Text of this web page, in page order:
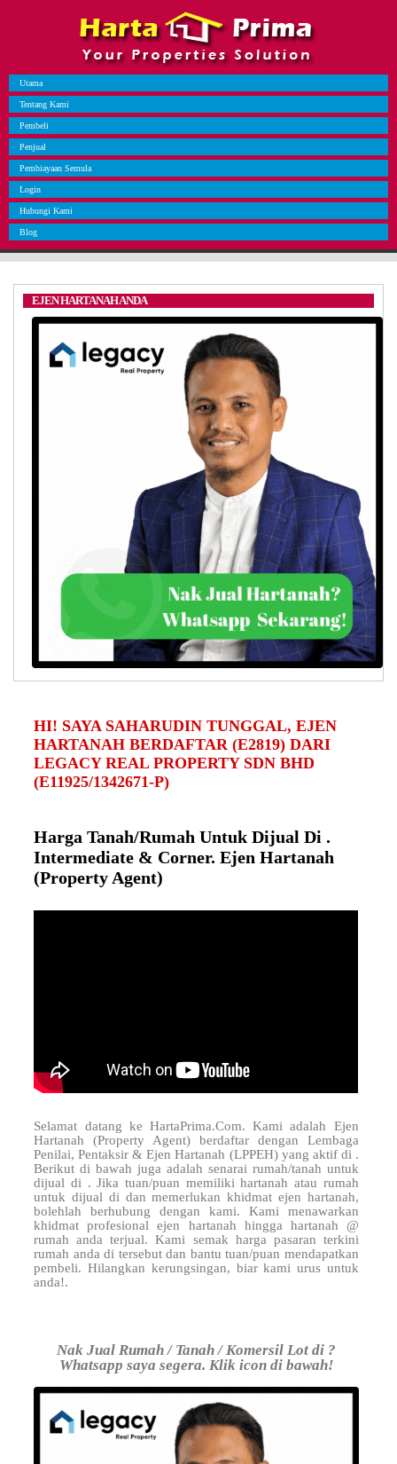
Utama
Tentang Kami
Pembeli
Penjual
Pembiayaan Semula
Login
Hubungi Kami
Blog
EJEN HARTANAH ANDA
HI! SAYA SAHARUDIN TUNGGAL, EJEN
HARTANAH BERDAFTAR (E2819) DARI
LEGACY REAL PROPERTY SDN BHD
(E11925/1342671-P)
Harga Tanah/Rumah Untuk Dijual Di .
Intermediate & Corner. Ejen Hartanah
(Property Agent)
Selamat datang ke HartaPrima.Com. Kami adalah Ejen
Hartanah (Property Agent) berdaftar dengan Lembaga
Penilai, Pentaksir & Ejen Hartanah (LPPEH) yang aktif di .
Berikut di bawah juga adalah senarai rumah/tanah untuk
dijual di . Jika tuan/puan memiliki hartanah atau rumah
untuk dijual di dan memerlukan khidmat ejen hartanah,
bolehlah berhubung dengan kami. Kami menawarkan
khidmat profesional ejen hartanah hingga hartanah @
rumah anda terjual. Kami semak harga pasaran terkini
rumah anda di tersebut dan bantu tuan/puan mendapatkan
pembeli. Hilangkan kerungsingan, biar kami urus untuk
anda!.
Nak Jual Rumah / Tanah / Komersil Lot di ?
Whatsapp saya segera. Klik icon di bawah!